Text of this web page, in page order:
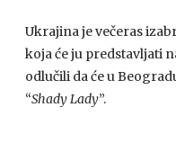
Ukrajina je večeras
koja će ju predstavljati
odlučili da će u
“Shady Lady”.